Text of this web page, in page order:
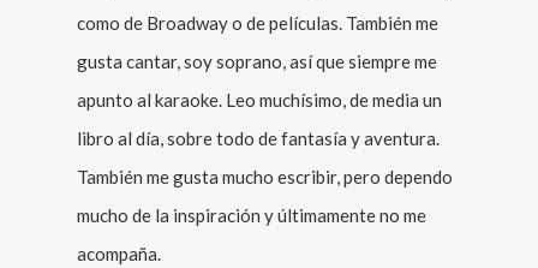
como de Broadway o de películas. También me
gusta cantar, soy soprano, así que siempre me
apunto al karaoke. Leo muchísimo, de media un
libro al día, sobre todo de fantasía y aventura.
También me gusta mucho escribir, pero dependo
mucho de la inspiración y últimamente no me
acompaña.